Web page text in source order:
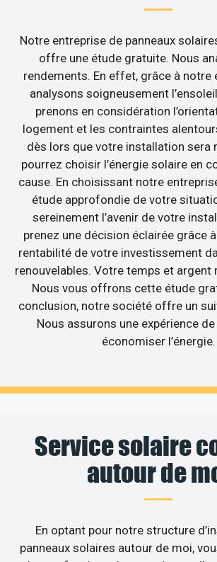
Notre entreprise de panneaux
offre une étude gratuite. Nous
rendements. En effet, grâce à notre
analysons soigneusement
prenons en considération
logement et les contraintes
dès lors que votre installation sera
pourrez choisir l’énergie solaire en
cause. En choisissant notre
étude approfondie de votre
sereinement l’avenir de votre
prenez une décision éclairée grâce
rentabilité de votre investissement
renouvelables. Votre temps et argent
Nous vous offrons cette étude
conclusion, notre société offre un
Nous assurons une expérience
économiser l’énergie.
Service solaire
autour de
En optant pour notre structure
panneaux solaires autour de moi,